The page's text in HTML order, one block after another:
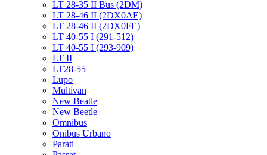
LT 28-35 II Bus (2DM)
LT 28-46 II (2DX0AE)
LT 28-46 II (2DX0FE)
LT 40-55 I (291-512)
LT 40-55 I (293-909)
LT II
LT28-55
Lupo
Multivan
New Beatle
New Beetle
Omnibus
Onibus Urbano
Parati